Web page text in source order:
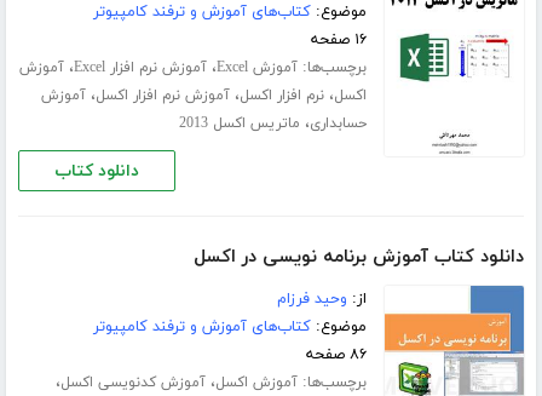
موضوع:کتاب‌های آموزش و ترفند کامپیوتر
۱۶ صفحه
برچسب‌ها:آموزش Excel ،آموزش نرم افزار Excel ،آموزش
اکسل،نرم افزار اکسل،آموزش نرم افزار اکسل،آموزش
حسابداری، ماتریس اکسل 2013
دانلود کتاب
دانلود کتاب آموزش برنامه نویسی در اکسل
از: وحید فرزام
موضوع:کتاب‌های آموزش و ترفند کامپیوتر
۸۶ صفحه
برچسب‌ها:آموزش اکسل،آموزش کدنویسی اکسل،